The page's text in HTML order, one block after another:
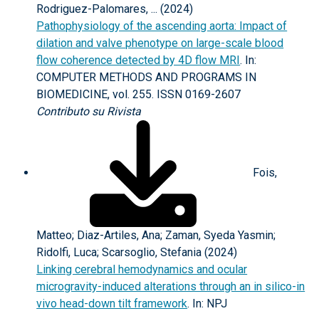
Rodriguez-Palomares, ... (2024)
Pathophysiology of the ascending aorta: Impact of
dilation and valve phenotype on large-scale blood
flow coherence detected by 4D flow MRI. In:
COMPUTER METHODS AND PROGRAMS IN
BIOMEDICINE, vol. 255. ISSN 0169-2607
Contributo su Rivista
Fois,
Matteo; Diaz-Artiles, Ana; Zaman, Syeda Yasmin;
Ridolfi, Luca; Scarsoglio, Stefania (2024)
Linking cerebral hemodynamics and ocular
microgravity-induced alterations through an in silico-in
vivo head-down tilt framework. In: NPJ